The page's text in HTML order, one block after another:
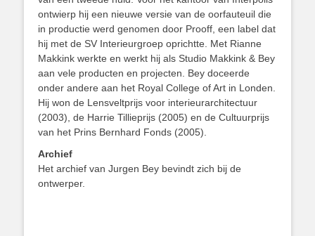
ontwierp hij een nieuwe versie van de oorfauteuil die
in productie werd genomen door Prooff, een label dat
hij met de SV Interieurgroep oprichtte. Met Rianne
Makkink werkte en werkt hij als Studio Makkink & Bey
aan vele producten en projecten. Bey doceerde
onder andere aan het Royal College of Art in Londen.
Hij won de Lensveltprijs voor interieurarchitectuur
(2003), de Harrie Tillieprijs (2005) en de Cultuurprijs
van het Prins Bernhard Fonds (2005).
Archief
Het archief van Jurgen Bey bevindt zich bij de
ontwerper.